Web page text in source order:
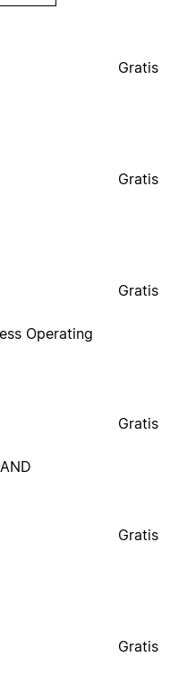
Gratis
Gratis
Operating
Gratis
Gratis
Gratis
Gratis